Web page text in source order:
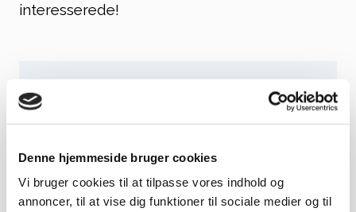
Denne hjemmeside bruger cookies
Vi bruger cookies til at tilpasse vores indhold og
annoncer, til at vise dig funktioner til sociale medier og til
interesserede!
Hammerskjölds Allé 30, 2100
Pris:Gratis